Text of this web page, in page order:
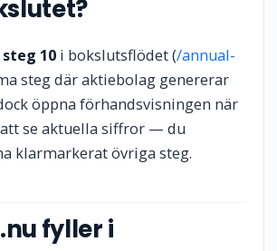
steg 10 i bokslutsflödet (/annual-
steg där aktiebolag genererar
öppna förhandsvisningen när
se aktuella siffror — du
klarmarkerat övriga steg.
fyller i